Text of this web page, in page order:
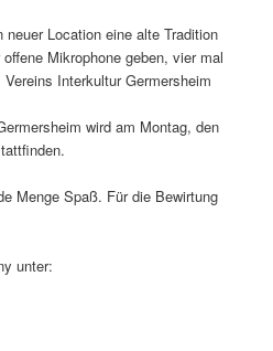
neuer Location eine alte Tradition
Mikrophone geben, vier mal
Interkultur Germersheim
wird am Montag, den
Menge Spaß. Für die Bewirtung
unter: